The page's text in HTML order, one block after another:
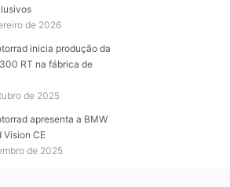
de 2026
inicia produção da
RT na fábrica de
de 2025
apresenta a BMW
Vision CE
de 2025